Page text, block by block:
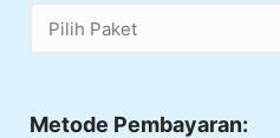
Pilih Paket
Metode Pembayaran: